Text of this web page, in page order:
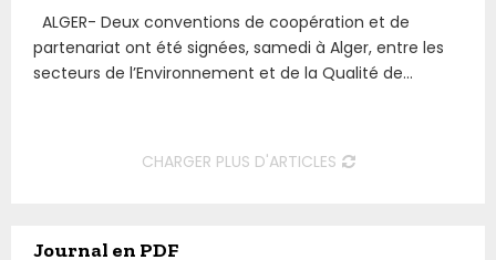
ALGER- Deux conventions de coopération et de
partenariat ont été signées, samedi à Alger, entre les
secteurs de l’Environnement et de la Qualité de...
CHARGER PLUS D'ARTICLES
Journal en PDF